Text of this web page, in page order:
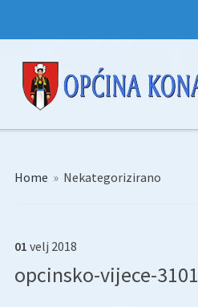
Home » Nekategorizirano
01 velj 2018
opcinsko-vijece-